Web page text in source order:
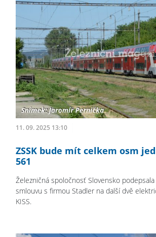
11. 09. 2025 13:10
ZSSK bude mít celkem osm
561
Železničná spoločnosť Slovensko
smlouvu s firmou Stadler na další dvě
KISS.